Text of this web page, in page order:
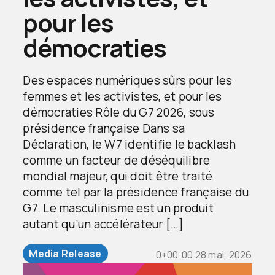
pour les
démocraties
Des espaces numériques sûrs pour les
femmes et les activistes, et pour les
démocraties Rôle du G7 2026, sous
présidence française Dans sa
Déclaration, le W7 identifie le backlash
comme un facteur de déséquilibre
mondial majeur, qui doit être traité
comme tel par la présidence française du
G7. Le masculinisme est un produit
autant qu’un accélérateur […]
Media Release 0+00:00 28 mai, 2026